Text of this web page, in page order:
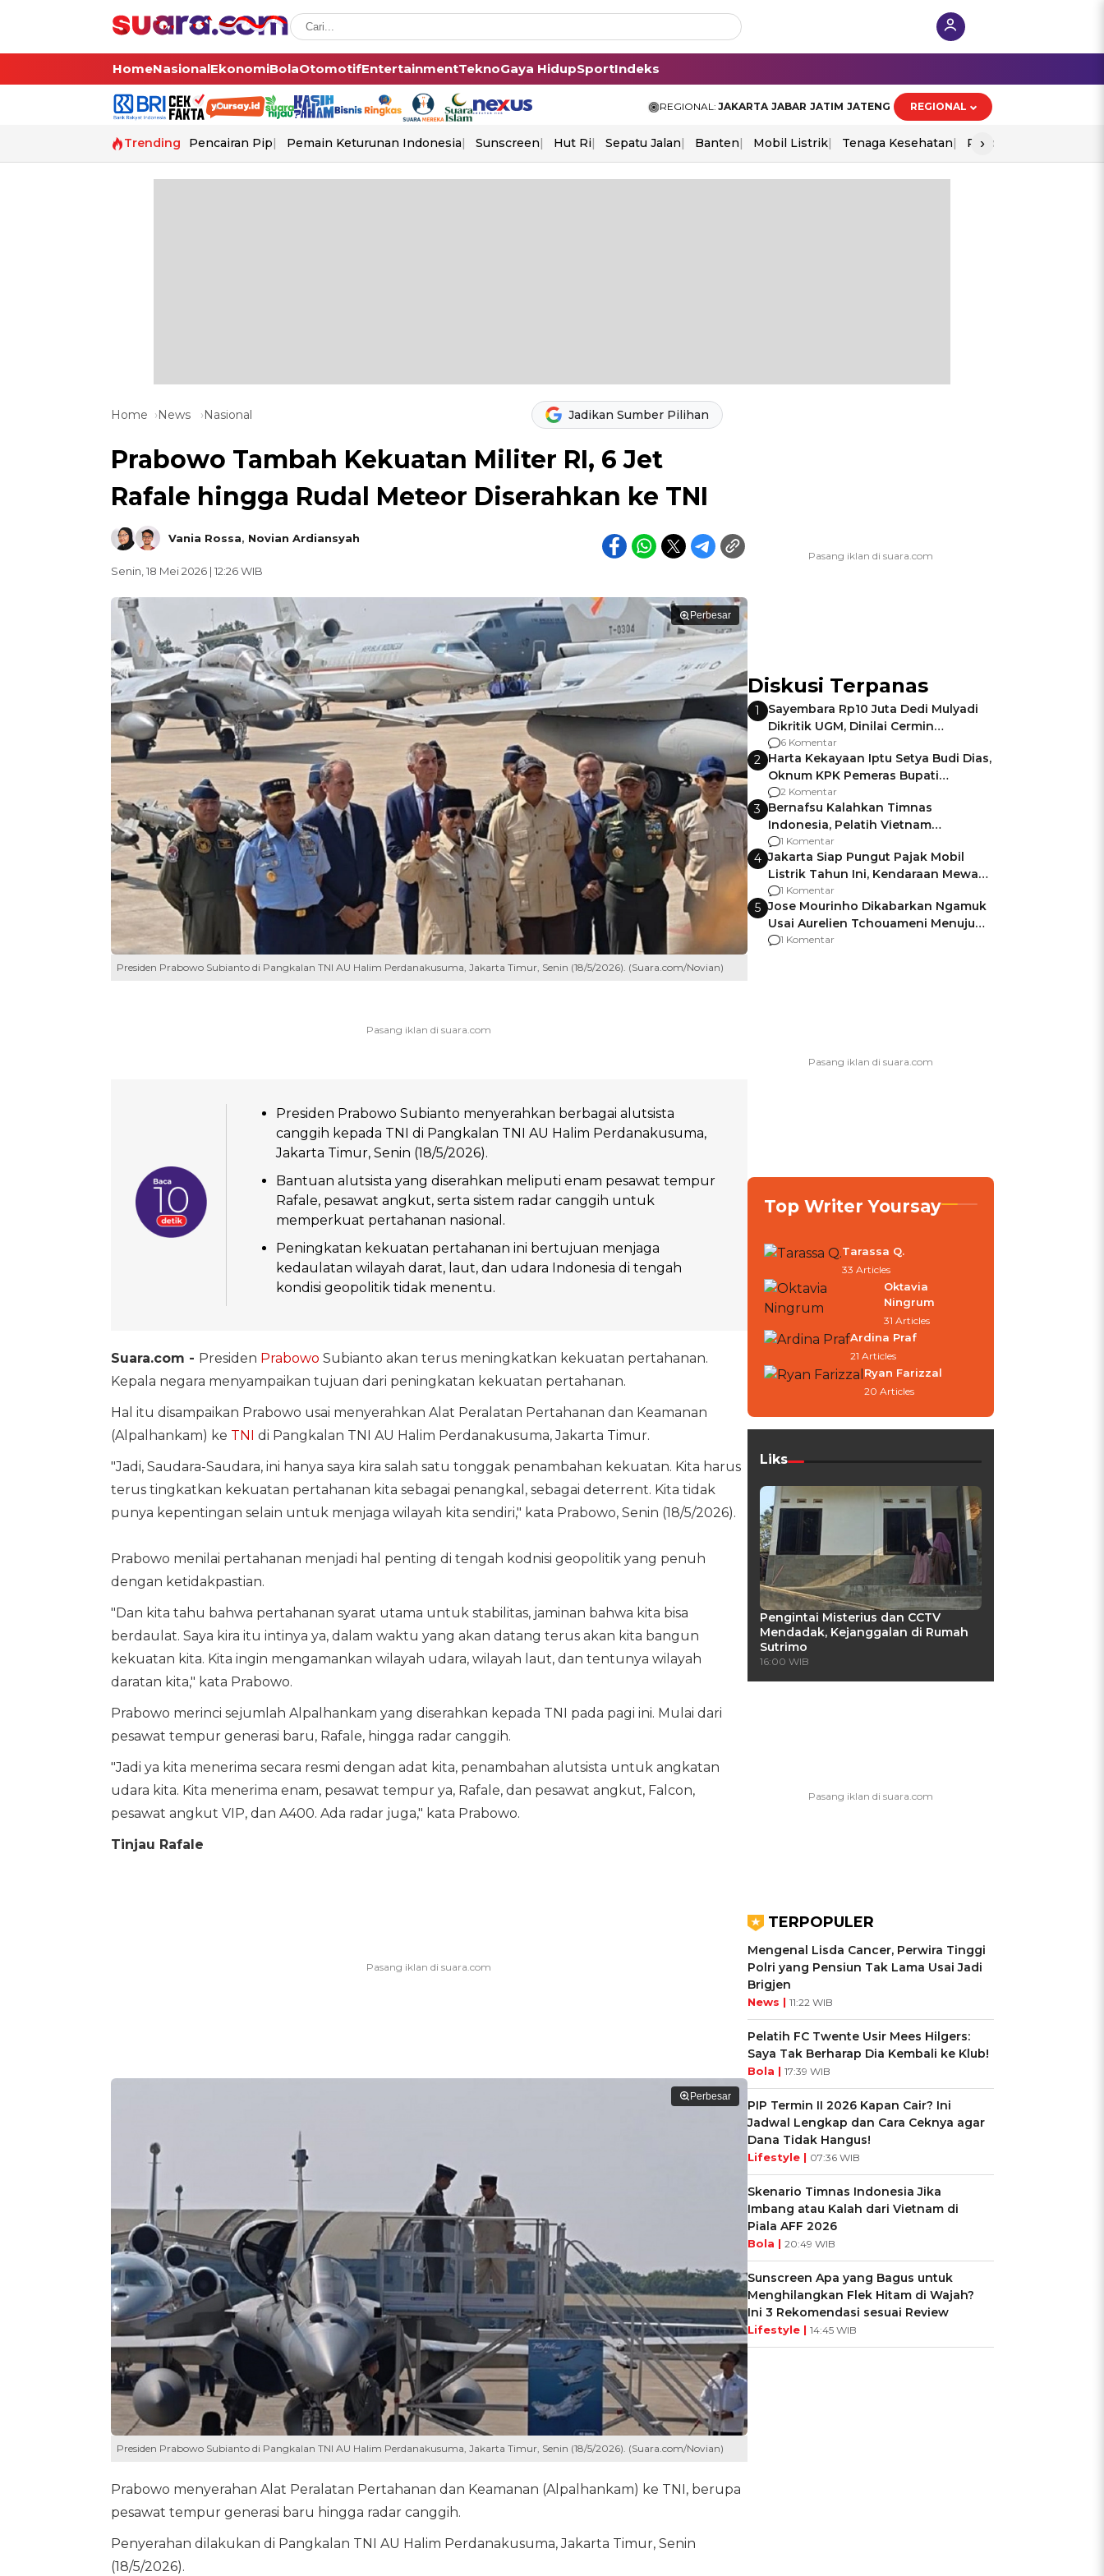
HomeNasionalEkonomiBolaOtomotifEntertainmentTeknoGaya HidupSportIndeks
REGIONAL: JAKARTA JABAR JATIM JATENG REGIONAL
Trending Pencairan Pip Pemain Keturunan Indonesia Sunscreen Hut Ri Sepatu Jalan Banten Mobil Listrik Tenaga Kesehatan Piala Aff 2026
›
Home News Nasional Jadikan Sumber Pilihan
Prabowo Tambah Kekuatan Militer RI, 6 Jet
Rafale hingga Rudal Meteor Diserahkan ke TNI
Vania Rossa, Novian Ardiansyah
Senin, 18 Mei 2026 | 12:26 WIB
Perbesar
Presiden Prabowo Subianto di Pangkalan TNI AU Halim Perdanakusuma, Jakarta Timur, Senin (18/5/2026). (Suara.com/Novian)
Presiden Prabowo Subianto menyerahkan berbagai alutsista
canggih kepada TNI di Pangkalan TNI AU Halim Perdanakusuma,
Jakarta Timur, Senin (18/5/2026).
Bantuan alutsista yang diserahkan meliputi enam pesawat tempur
Rafale, pesawat angkut, serta sistem radar canggih untuk
memperkuat pertahanan nasional.
Peningkatan kekuatan pertahanan ini bertujuan menjaga
kedaulatan wilayah darat, laut, dan udara Indonesia di tengah
kondisi geopolitik tidak menentu.
Suara.com - Presiden Prabowo Subianto akan terus meningkatkan kekuatan pertahanan.
Kepala negara menyampaikan tujuan dari peningkatan kekuatan pertahanan.
Hal itu disampaikan Prabowo usai menyerahkan Alat Peralatan Pertahanan dan Keamanan
(Alpalhankam) ke TNI di Pangkalan TNI AU Halim Perdanakusuma, Jakarta Timur.
"Jadi, Saudara-Saudara, ini hanya saya kira salah satu tonggak penambahan kekuatan. Kita harus
terus tingkatkan kekuatan pertahanan kita sebagai penangkal, sebagai deterrent. Kita tidak
punya kepentingan selain untuk menjaga wilayah kita sendiri," kata Prabowo, Senin (18/5/2026).
Prabowo menilai pertahanan menjadi hal penting di tengah kodnisi geopolitik yang penuh
dengan ketidakpastian.
"Dan kita tahu bahwa pertahanan syarat utama untuk stabilitas, jaminan bahwa kita bisa
berdaulat. Saya kira itu intinya ya, dalam waktu yang akan datang terus akan kita bangun
kekuatan kita. Kita ingin mengamankan wilayah udara, wilayah laut, dan tentunya wilayah
daratan kita," kata Prabowo.
Prabowo merinci sejumlah Alpalhankam yang diserahkan kepada TNI pada pagi ini. Mulai dari
pesawat tempur generasi baru, Rafale, hingga radar canggih.
"Jadi ya kita menerima secara resmi dengan adat kita, penambahan alutsista untuk angkatan
udara kita. Kita menerima enam, pesawat tempur ya, Rafale, dan pesawat angkut, Falcon,
pesawat angkut VIP, dan A400. Ada radar juga," kata Prabowo.
Tinjau Rafale
Perbesar
Presiden Prabowo Subianto di Pangkalan TNI AU Halim Perdanakusuma, Jakarta Timur, Senin (18/5/2026). (Suara.com/Novian)
Prabowo menyerahan Alat Peralatan Pertahanan dan Keamanan (Alpalhankam) ke TNI, berupa
pesawat tempur generasi baru hingga radar canggih.
Penyerahan dilakukan di Pangkalan TNI AU Halim Perdanakusuma, Jakarta Timur, Senin
(18/5/2026).
Diskusi Terpanas
1
Sayembara Rp10 Juta Dedi Mulyadi
Dikritik UGM, Dinilai Cermin
Gagalnya Negara Jamin Keamanan
6 Komentar
2 Harta Kekayaan Iptu Setya Budi Dias,
Oknum KPK Pemeras Bupati
Pemalang
2 Komentar
3 Bernafsu Kalahkan Timnas
Indonesia, Pelatih Vietnam
Berencana Pakai Jimat di Pakansari
1 Komentar
4 Jakarta Siap Pungut Pajak Mobil
Listrik Tahun Ini, Kendaraan Mewah
Kena hingga 75% PKB
1 Komentar
5 Jose Mourinho Dikabarkan Ngamuk
Usai Aurelien Tchouameni Menuju
Manchester United
1 Komentar
Top Writer Yoursay
Tarassa Q.
33 Articles
Oktavia
Ningrum
31 Articles
Ardina Praf
21 Articles
Ryan Farizzal
20 Articles
Liks
Pengintai Misterius dan CCTV
Mendadak, Kejanggalan di Rumah
Sutrimo
16:00 WIB
TERPOPULER
Mengenal Lisda Cancer, Perwira Tinggi
Polri yang Pensiun Tak Lama Usai Jadi
Brigjen
News | 11:22 WIB
Pelatih FC Twente Usir Mees Hilgers:
Saya Tak Berharap Dia Kembali ke Klub!
Bola | 17:39 WIB
PIP Termin II 2026 Kapan Cair? Ini
Jadwal Lengkap dan Cara Ceknya agar
Dana Tidak Hangus!
Lifestyle | 07:36 WIB
Skenario Timnas Indonesia Jika
Imbang atau Kalah dari Vietnam di
Piala AFF 2026
Bola | 20:49 WIB
Sunscreen Apa yang Bagus untuk
Menghilangkan Flek Hitam di Wajah?
Ini 3 Rekomendasi sesuai Review
Lifestyle | 14:45 WIB